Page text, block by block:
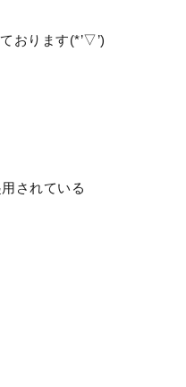
おります(*’▽’)
されている